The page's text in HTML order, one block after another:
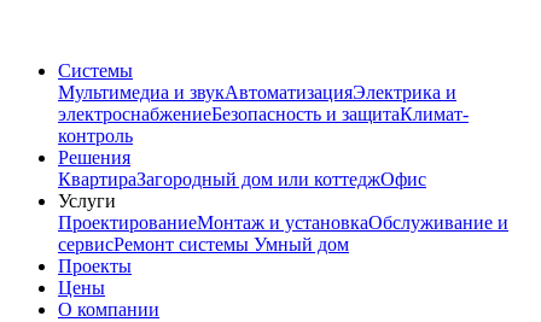
Системы
Мультимедиа и звукАвтоматизацияЭлектрика и
электроснабжениеБезопасность и защитаКлимат-
контроль
Решения
КвартираЗагородный дом или коттеджОфис
Услуги
ПроектированиеМонтаж и установкаОбслуживание и
сервисРемонт системы Умный дом
Проекты
Цены
О компании